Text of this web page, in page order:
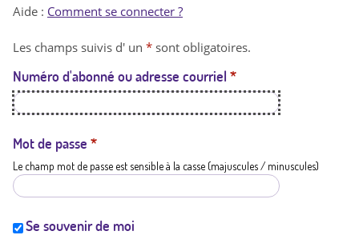
t
a
t
i
Aide : Comment se connecter ?
Les champs suivis d' un * sont obligatoires.
Numéro d'abonné ou adresse courriel *
Mot de passe *
Le champ mot de passe est sensible à la casse (majuscules / minuscules)
Se souvenir de moi